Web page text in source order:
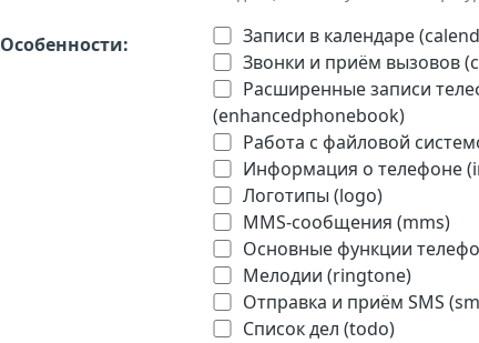
Особенности:
Записи в календаре
Звонки и приём вызовов
Расширенные записи
(enhancedphonebook)
Работа с файловой
Информация о телефоне
Логотипы (logo)
MMS-сообщения (mms)
Основные функции
Мелодии (ringtone)
Отправка и приём SMS
Список дел (todo)